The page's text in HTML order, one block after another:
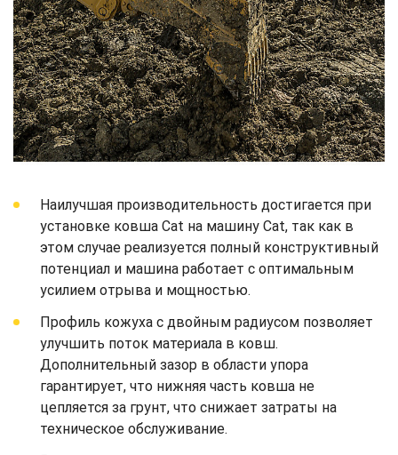
Наилучшая производительность достигается при
установке ковша Cat на машину Cat, так как в
этом случае реализуется полный конструктивный
потенциал и машина работает с оптимальным
усилием отрыва и мощностью.
Профиль кожуха с двойным радиусом позволяет
улучшить поток материала в ковш.
Дополнительный зазор в области упора
гарантирует, что нижняя часть ковша не
цепляется за грунт, что снижает затраты на
техническое обслуживание.